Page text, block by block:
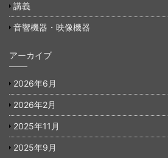
講義
音響機器・映像機器
アーカイブ
2026年6月
2026年2月
2025年11月
2025年9月